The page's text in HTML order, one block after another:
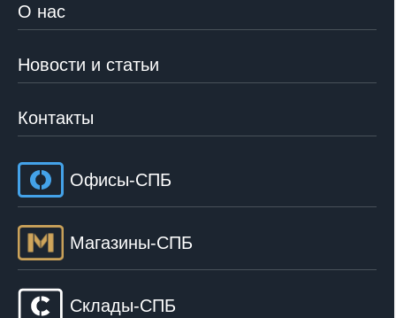
О нас
Новости и статьи
Контакты
Офисы-СПБ
Магазины-СПБ
Склады-СПБ